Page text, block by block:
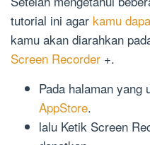
tutorial ini agar kamu
kamu akan diarahkan
Screen Recorder +.
Pada halaman yang
AppStore.
lalu Ketik Screen